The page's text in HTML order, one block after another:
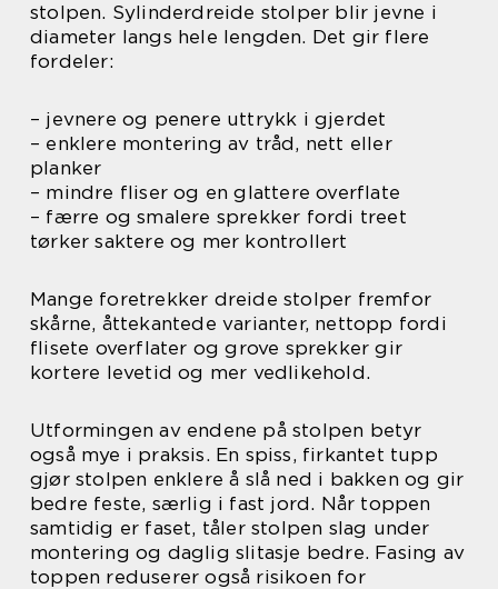
stolpen. Sylinderdreide stolper blir jevne i
diameter langs hele lengden. Det gir flere
fordeler:
– jevnere og penere uttrykk i gjerdet
– enklere montering av tråd, nett eller
planker
– mindre fliser og en glattere overflate
– færre og smalere sprekker fordi treet
tørker saktere og mer kontrollert
Mange foretrekker dreide stolper fremfor
skårne, åttekantede varianter, nettopp fordi
flisete overflater og grove sprekker gir
kortere levetid og mer vedlikehold.
Utformingen av endene på stolpen betyr
også mye i praksis. En spiss, firkantet tupp
gjør stolpen enklere å slå ned i bakken og gir
bedre feste, særlig i fast jord. Når toppen
samtidig er faset, tåler stolpen slag under
montering og daglig slitasje bedre. Fasing av
toppen reduserer også risikoen for